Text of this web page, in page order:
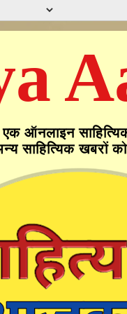
ऑनलाइन
साहित्यिक